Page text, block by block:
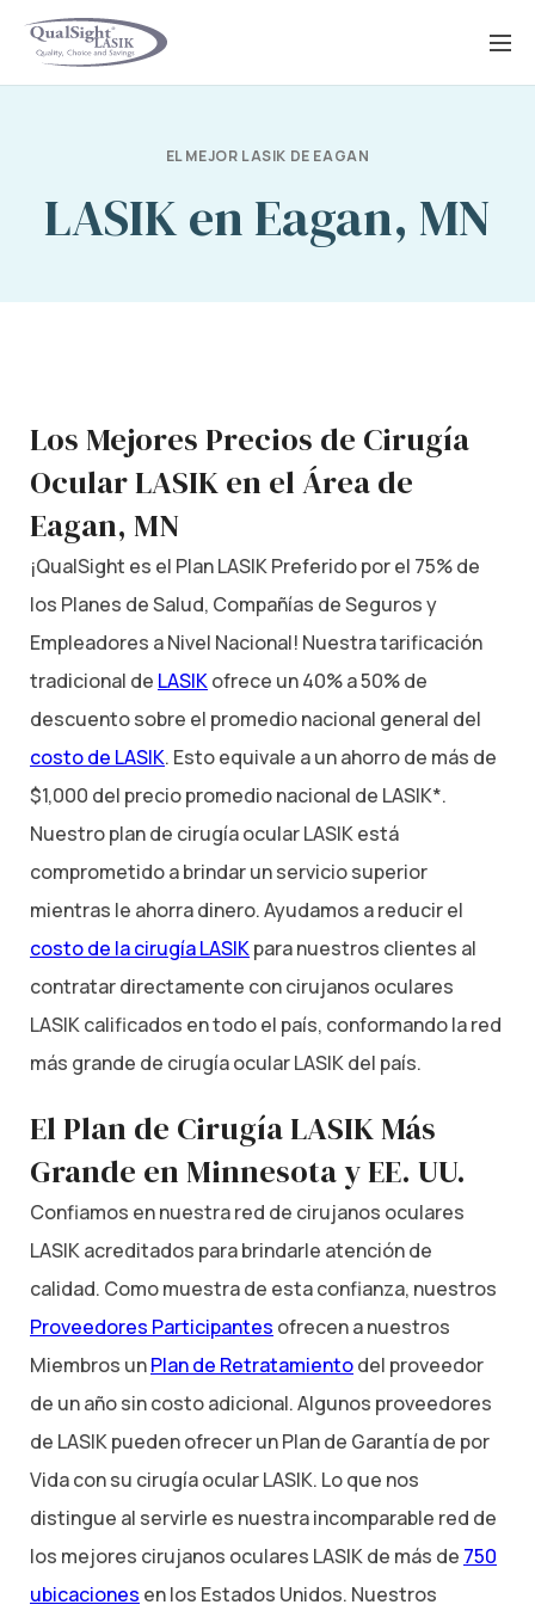
Saltar
EL MEJOR LASIK DE EAGAN
LASIK en Eagan, MN
Los Mejores Precios de Cirugía
Ocular LASIK en el Área de
Eagan, MN
¡QualSight es el Plan LASIK Preferido por el 75% de
los Planes de Salud, Compañías de Seguros y
Empleadores a Nivel Nacional! Nuestra tarificación
tradicional de LASIKofrece un 40% a 50% de
descuento sobre el promedio nacional general del
costo de LASIK. Esto equivale a un ahorro de más de
$1,000 del precio promedio nacional de LASIK*.
Nuestro plan de cirugía ocular LASIK está
comprometido a brindar un servicio superior
mientras le ahorra dinero. Ayudamos a reducir el
costo de la cirugía LASIKpara nuestros clientes al
contratar directamente con cirujanos oculares
LASIK calificados en todo el país, conformando la red
más grande de cirugía ocular LASIK del país.
El Plan de Cirugía LASIK Más
Grande en Minnesota y EE. UU.
Confiamos en nuestra red de cirujanos oculares
LASIK acreditados para brindarle atención de
calidad. Como muestra de esta confianza, nuestros
Proveedores Participantes ofrecen a nuestros
Miembros unPlan de Retratamientodel proveedor
de un año sin costo adicional. Algunos proveedores
de LASIK pueden ofrecer un Plan de Garantía de por
Vida con su cirugía ocular LASIK. Lo que nos
distingue al servirle es nuestra incomparable red de
los mejores cirujanos oculares LASIK de más de 750
ubicaciones en los Estados Unidos. Nuestros